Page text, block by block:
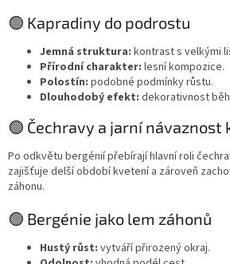
🟢 Kapradiny do podrostu
Jemná struktura: kontrast s velkými
Přírodní charakter: lesní kompozice.
Polostín: podobné podmínky růstu.
Dlouhodobý efekt: dekorativnost
🟢 Čechravy a jarní návaznost
Po odkvětu bergénií přebírají hlavní roli
zajišťuje delší období kvetení a zároveň
záhonu.
🟢 Bergénie jako lem záhonů
Hustý růst: vytváří přirozený okraj.